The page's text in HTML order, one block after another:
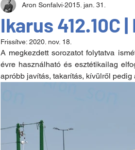
Ikarus 412.10C |
Aron Sonfalvi 2015. jan. 31.
Frissítve: 2020. nov. 18.
A megkezdett sorozatot folytatva
évre használható és esztétikailag
apróbb javítás, takarítás, kívülről